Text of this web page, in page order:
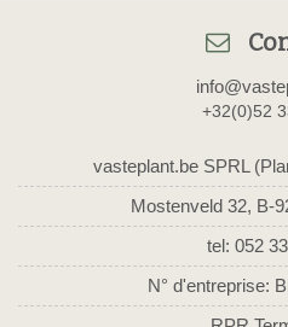
+32(0)52
vasteplant.be SPRL
Mostenveld 32, B-
tel: 052
N° d'entreprise: